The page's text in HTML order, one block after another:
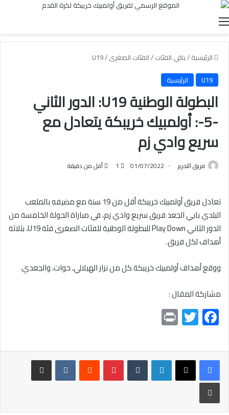
القائمة
الرئيسية/باقي الفئات/الفئات الصغرى/
U19
U19
الرئيسية
البطولة الوطنية U19: الدور الثاني
-5-: أولمبيك خريبكة يتعادل مع
سريع وادي زم
فريق التحرير 01/07/2022
1 أقل من دقيقة
تعادل فريق أولمبيك خريبكة أقل من 19 سنة مع مضيفه بالملعب
البلدي بابي الجعد فريق سريع وادي زم، في مباراة الجولة الخامسة من
الدور الثاني Play Down للبطولة الوطنية للفئات الصغرى فئة U19، بثلاثة
أهداف لكل فريق.
ووقع أهداف أولمبيك خريبكة كل من نزار الهيلالي، حوات، والجعدي.
مشاركة المقال :
F
ac
e
b
o
ok
T
wi
tt
er
t لينكدإن بينتيريست
مشاركة عبر البريد
طباعة